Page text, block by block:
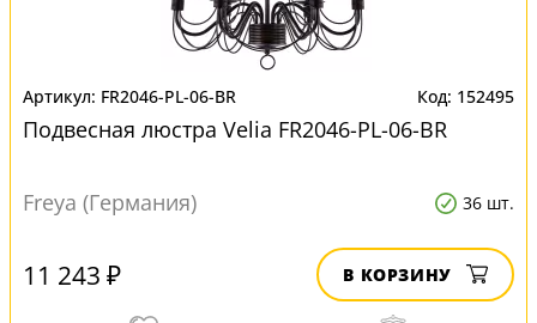
FR2046-PL-06-BR 152495
Подвесная люстра Velia FR2046-PL-06-BR
Freya (Германия) 36 шт.
11 243 ₽ В КОРЗИНУ